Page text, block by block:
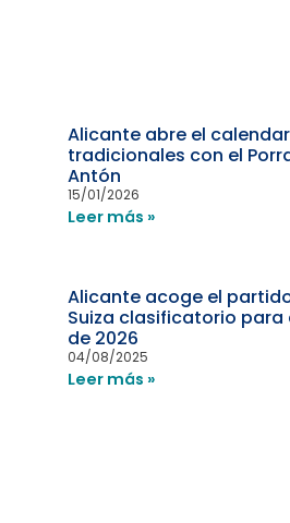
Alicante abre el
tradicionales con el
Antón
15/01/2026
Leer más »
Alicante acoge el
Suiza clasificatorio para
de 2026
04/08/2025
Leer más »